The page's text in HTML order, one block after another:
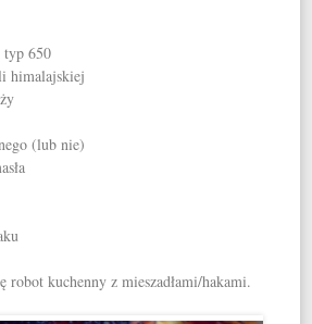
typ 650
himalajskiej
(lub nie)
robot kuchenny z mieszadłami/hakami.